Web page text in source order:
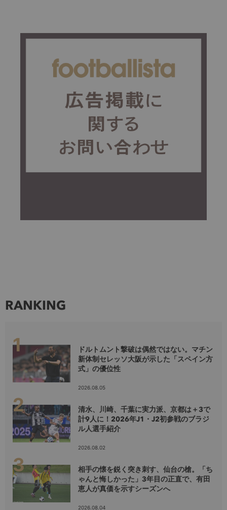
RANKING
ドルトムント撃破は偶然ではない。マチン
新体制セレッソ大阪が示した「スペイン方
式」の優位性
2026.08.05
清水、川崎、千葉に実力派、京都は＋3で
計9人に！2026年J1・J2初参戦のブラジ
ル人選手紹介
2026.08.02
相手の懐を鋭く突き刺す、仙台の槍。「ち
ゃんと悔しかった」3年目の正直で、有田
恵人が真価を示すシーズンへ
2026.08.04